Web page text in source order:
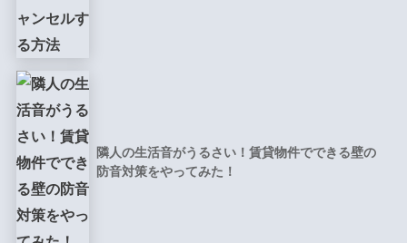
隣人の生活音がうるさい！賃貸物件でできる壁の
防音対策をやってみた！